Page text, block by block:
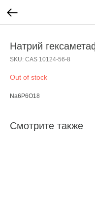
Натрий
SKU: CAS 10124-56-8
Out of stock
Na6P6O18
Смотрите также